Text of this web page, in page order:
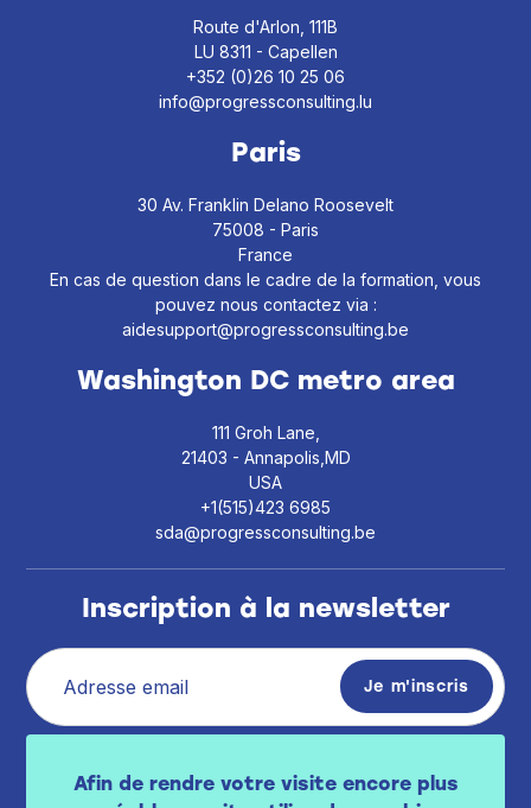
Route d'Arlon, 111B
LU 8311 - Capellen
+352 (0)26 10 25 06
info@progressconsulting.lu
Paris
30 Av. Franklin Delano Roosevelt
75008 - Paris
France
En cas de question dans le cadre de la formation, vous
pouvez nous contactez via :
aidesupport@progressconsulting.be
Washington DC metro area
111 Groh Lane,
21403 - Annapolis,MD
USA
+1(515)423 6985
sda@progressconsulting.be
Inscription à la newsletter
privée disponible ici.
Afin de rendre votre visite encore plus